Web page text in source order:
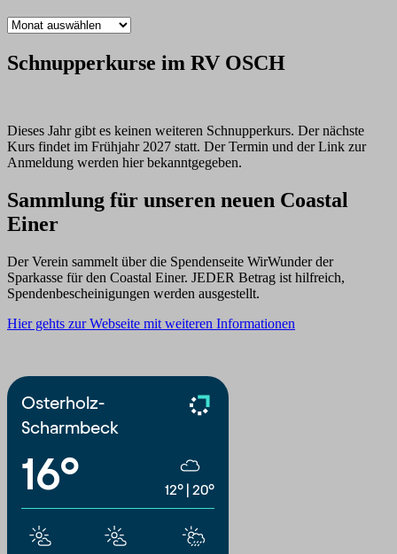
Archiv
Schnupperkurse im RV OSCH
Dieses Jahr gibt es keinen weiteren Schnupperkurs. Der nächste
Kurs findet im Frühjahr 2027 statt. Der Termin und der Link zur
Anmeldung werden hier bekanntgegeben.
Sammlung für unseren neuen Coastal
Einer
Der Verein sammelt über die Spendenseite WirWunder der
Sparkasse für den Coastal Einer. JEDER Betrag ist hilfreich,
Spendenbescheinigungen werden ausgestellt.
Hier gehts zur Webseite mit weiteren Informationen
Osterholz-
Scharmbeck
16° 12° 20°